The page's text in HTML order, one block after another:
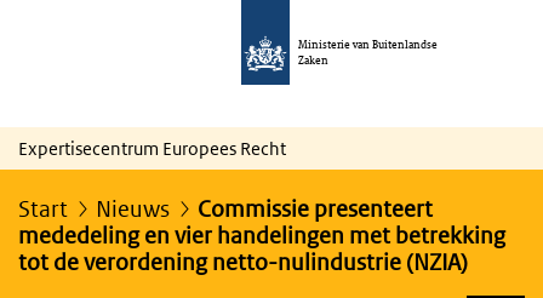
Ministerie van Buitenlandse
Zaken
Expertisecentrum Europees Recht
Start Nieuws
Commissie presenteert
mededeling en vier handelingen met betrekking
tot de verordening netto-nulindustrie (NZIA)